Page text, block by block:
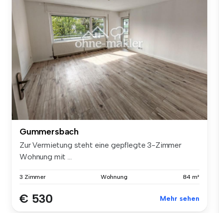
Gummersbach
Zur Vermietung steht eine gepflegte 3-Zimmer
Wohnung mit ...
3 Zimmer Wohnung 84 m²
€ 530 Mehr sehen